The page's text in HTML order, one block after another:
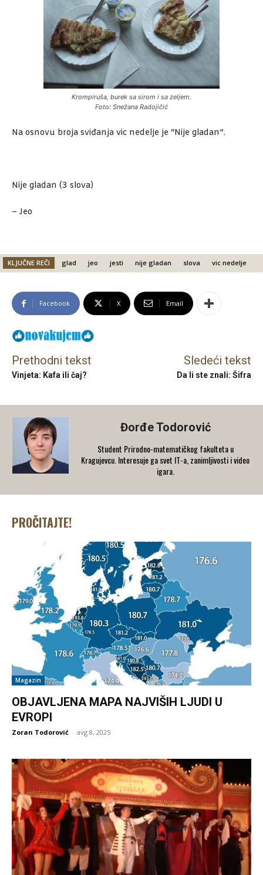
Krompiruša, burek sa sirom i sa zeljem.
Foto: Snežana Radojičić
Na osnovu broja sviđanja vic nedelje je “Nije gladan”.
Nije gladan (3 slova)
– Jeo
KLJUČNE REČI glad jeo jesti nije gladan slova vic nedelje
Facebook X Email
Prethodni tekst
Vinjeta: Kafa ili čaj?
Sledeći tekst
Da li ste znali: Šifra
Đorđe Todorović
Student Prirodno-matematičkog fakulteta u
Kragujevcu. Interesuje ga svet IT-a, zanimljivosti i video
igara.
PROČITAJTE!
Magazin
OBJAVLJENA MAPA NAJVIŠIH LJUDI U
EVROPI
Zoran Todorović - avg 8, 2025